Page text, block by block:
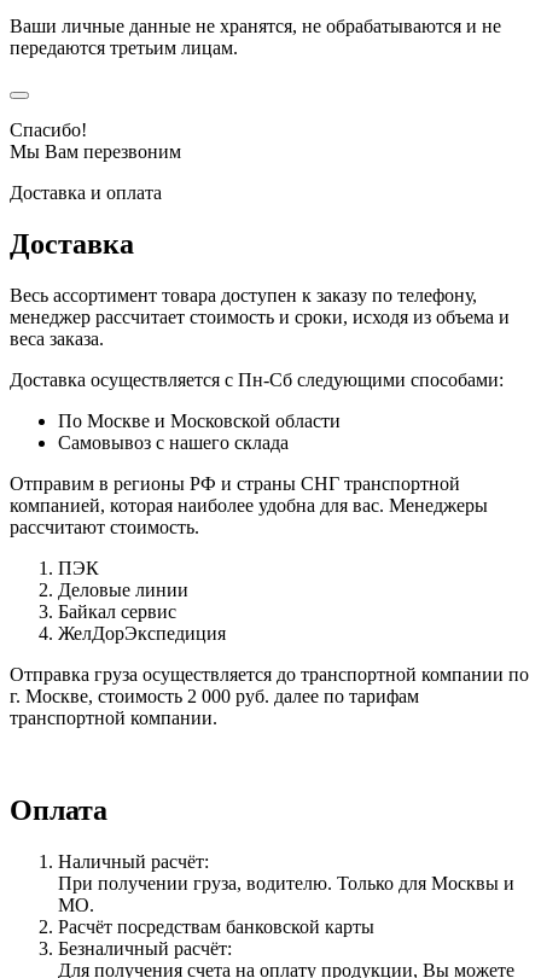
Ваши личные данные не хранятся, не обрабатываются и не
передаются третьим лицам.
Спасибо!
Мы Вам перезвоним
Доставка и оплата
Доставка
Весь ассортимент товара доступен к заказу по телефону,
менеджер рассчитает стоимость и сроки, исходя из объема и
веса заказа.
Доставка осуществляется с Пн-Сб следующими способами:
По Москве и Московской области
Самовывоз с нашего склада
Отправим в регионы РФ и страны СНГ транспортной
компанией, которая наиболее удобна для вас. Менеджеры
рассчитают стоимость.
ПЭК
Деловые линии
Байкал сервис
ЖелДорЭкспедиция
Отправка груза осуществляется до транспортной компании по
г. Москве, стоимость 2 000 руб. далее по тарифам
транспортной компании.
Оплата
Наличный расчёт:
При получении груза, водителю. Только для Москвы и
МО.
Расчёт посредствам банковской карты
Безналичный расчёт:
Для получения счета на оплату продукции, Вы можете